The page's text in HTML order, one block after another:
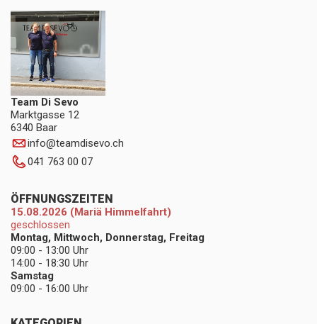
Team Di Sevo
Marktgasse 12
6340 Baar
info@teamdisevo.ch
041 763 00 07
ÖFFNUNGSZEITEN
15.08.2026 (Mariä Himmelfahrt)
geschlossen
Montag, Mittwoch, Donnerstag, Freitag
09:00 - 13:00 Uhr
14:00 - 18:30 Uhr
Samstag
09:00 - 16:00 Uhr